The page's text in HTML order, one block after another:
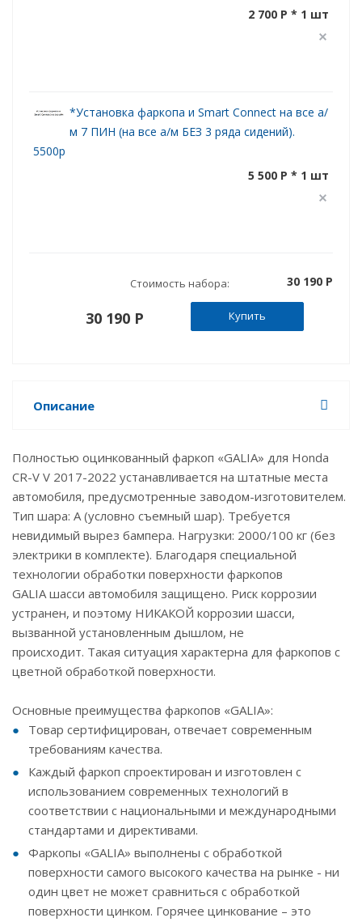
2 700 P * 1 шт
*Установка фаркопа и Smart Connect на все а/
м 7 ПИН (на все а/м БЕЗ 3 ряда сидений).
5500р
5 500 P * 1 шт
Стоимость набора: 30 190 P
30 190 P Купить
Описание
Полностью оцинкованный фаркоп «GALIA» для Honda
CR-V V 2017-2022 устанавливается на штатные места
автомобиля, предусмотренные заводом-изготовителем.
Тип шара: А (условно съемный шар). Требуется
невидимый вырез бампера. Нагрузки: 2000/100 кг (без
электрики в комплекте). Благодаря специальной
технологии обработки поверхности фаркопов
GALIA шасси автомобиля защищено. Риск коррозии
устранен, и поэтому НИКАКОЙ коррозии шасси,
вызванной установленным дышлом, не
происходит. Такая ситуация характерна для фаркопов с
цветной обработкой поверхности.
Основные преимущества фаркопов «GALIA»:
Товар сертифицирован, отвечает современным
требованиям качества.
Каждый фаркоп спроектирован и изготовлен с
использованием современных технологий в
соответствии с национальными и международными
стандартами и директивами.
Фаркопы «GALIA» выполнены с обработкой
поверхности самого высокого качества на рынке - ни
один цвет не может сравниться с обработкой
поверхности цинком. Горячее цинкование – это